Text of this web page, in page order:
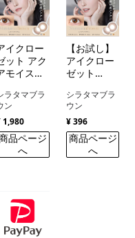
イクロー
ット アク
モイスト
）
ラタマブラ
ン
1,980
品ページ
へ
【お試し】
アイクロー
ゼット
closet）
シラタマブラ
ウン
¥ 396
商品ページ
へ